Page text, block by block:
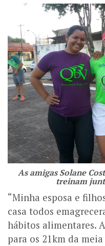
As amigas Solane
treinam
“Minha esposa e
casa todos
hábitos alimentares.
para os 21km da